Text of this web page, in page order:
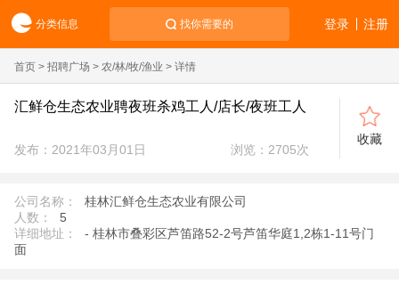
分类信息 找你需要的 注册
登录
首页 > 招聘广场 > 农/林/牧/渔业 > 详情
汇鲜仓生态农业聘夜班杀鸡工人/店长/夜班工人
发布：2021年03月01日 浏览： 2705次
收藏
公司名称：
桂林汇鲜仓生态农业有限公司
人数：
5
详细地址：
- 桂林市叠彩区芦笛路52-2号芦笛华庭1,2栋1-11号门
面